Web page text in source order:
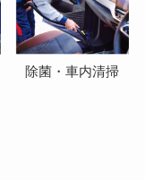
除菌・車内清掃